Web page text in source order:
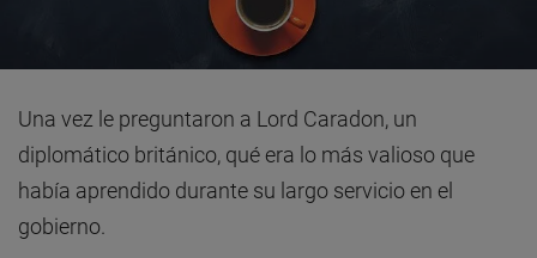
Una vez le preguntaron a Lord Caradon, un
diplomático británico, qué era lo más valioso que
había aprendido durante su largo servicio en el
gobierno.